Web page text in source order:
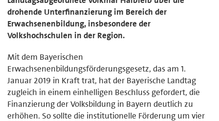
drohende Unterfinanzierung im Bereich der
Erwachsenenbildung, insbesondere der
Volkshochschulen in der Region.
Mit dem Bayerischen
Erwachsenenbildungsförderungsgesetz, das am 1.
Januar 2019 in Kraft trat, hat der Bayerische Landtag
zugleich in einem einhelligen Beschluss gefordert, die
Finanzierung der Volksbildung in Bayern deutlich zu
erhöhen. So sollte die institutionelle Förderung um vier